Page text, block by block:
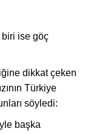
biri ise göç
dikkat çeken
Türkiye
söyledi:
başka